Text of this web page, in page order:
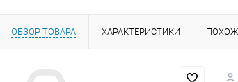
ОБЗОР ТОВАРА ХАРАКТЕРИСТИКИ
Для клиентов